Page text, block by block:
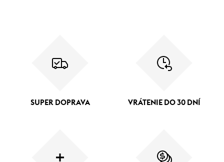
SUPER DOPRAVA VRÁTENIE DO 30 DNÍ